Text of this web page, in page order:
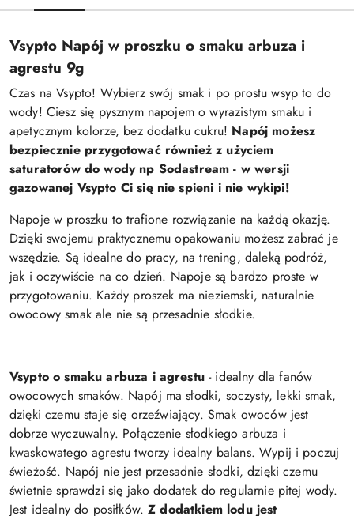
Vsypto Napój w proszku o smaku arbuza i
agrestu 9g
Czas na Vsypto! Wybierz swój smak i po prostu wsyp to do
wody! Ciesz się pysznym napojem o wyrazistym smaku i
apetycznym kolorze, bez dodatku cukru! Napój możesz
bezpiecznie przygotować również z użyciem
saturatorów do wody np Sodastream - w wersji
gazowanej Vsypto Ci się nie spieni i nie wykipi!
Napoje w proszku to trafione rozwiązanie na każdą okazję.
Dzięki swojemu praktycznemu opakowaniu możesz zabrać je
wszędzie. Są idealne do pracy, na trening, daleką podróż,
jak i oczywiście na co dzień. Napoje są bardzo proste w
przygotowaniu. Każdy proszek ma nieziemski, naturalnie
owocowy smak ale nie są przesadnie słodkie.
Vsypto o smaku arbuza i agrestu- idealny dla fanów
owocowych smaków. Napój ma słodki, soczysty, lekki smak,
dzięki czemu staje się orzeźwiający. Smak owoców jest
dobrze wyczuwalny. Połączenie słodkiego arbuza i
kwaskowatego agrestu tworzy idealny balans. Wypij i poczuj
świeżość. Napój nie jest przesadnie słodki, dzięki czemu
świetnie sprawdzi się jako dodatek do regularnie pitej wody.
Jest idealny do posiłków.Z dodatkiem lodu jest